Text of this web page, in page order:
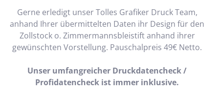
Gerne erledigt unser Tolles Grafiker Druck Team,
anhand Ihrer übermittelten Daten ihr Design für den
Zollstock o. Zimmermannsbleistift anhand ihrer
gewünschten Vorstellung. Pauschalpreis 49€ Netto.
Unser umfangreicher Druckdatencheck /
Profidatencheck ist immer inklusive.